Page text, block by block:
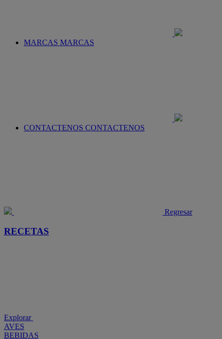
MARCAS MARCAS
CONTACTENOS CONTACTENOS
Regresar
RECETAS
Explorar
AVES
BEBIDAS